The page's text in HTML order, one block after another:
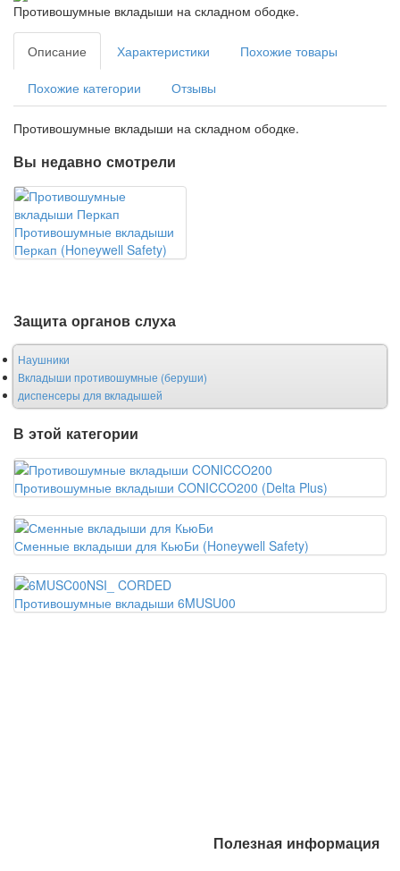
Противошумные вкладыши на складном ободке.
Описание Характеристики Похожие товары
Похожие категории Отзывы
Противошумные вкладыши на складном ободке.
Вы недавно смотрели
Противошумные вкладыши
Перкап (Honeywell Safety)
Защита органов слуха
Наушники
Вкладыши противошумные (беруши)
диспенсеры для вкладышей
В этой категории
Противошумные вкладыши CONICCO200 (Delta Plus)
Сменные вкладыши для КьюБи (Honeywell Safety)
Противошумные вкладыши 6MUSU00
Полезная информация